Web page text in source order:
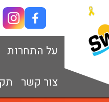
על התחרות
צור קשר